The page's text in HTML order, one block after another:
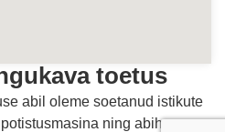
toetus
abil oleme soetanud istikute
ning abihoone.